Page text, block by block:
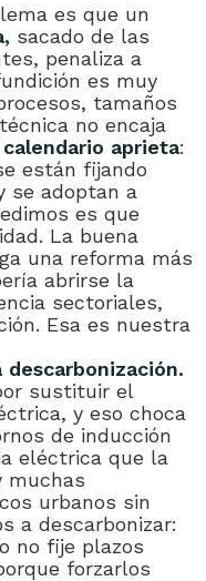
es que un
sacado de las
penaliza a
es muy
tamaños
no encaja
calendario aprieta:
están fijando
se adoptan a
es que
La buena
una reforma más
abrirse la
sectoriales,
Esa es nuestra
descarbonización.
sustituir el
y eso choca
de inducción
eléctrica que la
muchas
urbanos sin
a descarbonizar:
no fije plazos
forzarlos